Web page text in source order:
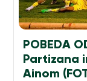
POBEDA
Partizana
Ainom